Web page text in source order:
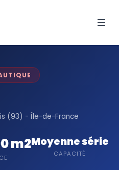
(93) - Île-de-France
m2Moyenne série
CAPACITÉ